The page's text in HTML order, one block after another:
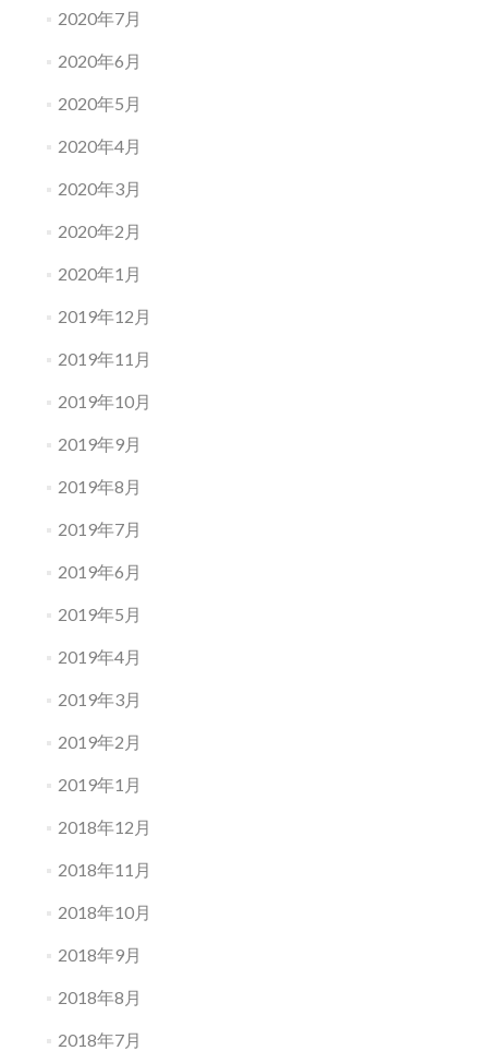
2020年7月
2020年6月
2020年5月
2020年4月
2020年3月
2020年2月
2020年1月
2019年12月
2019年11月
2019年10月
2019年9月
2019年8月
2019年7月
2019年6月
2019年5月
2019年4月
2019年3月
2019年2月
2019年1月
2018年12月
2018年11月
2018年10月
2018年9月
2018年8月
2018年7月